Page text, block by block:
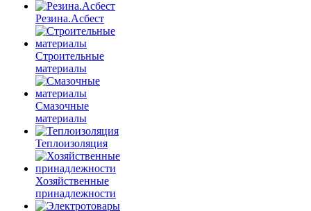
Резина.Асбест
Строительные
материалы
Смазочные
материалы
Теплоизоляция
Хозяйственные
принадлежности